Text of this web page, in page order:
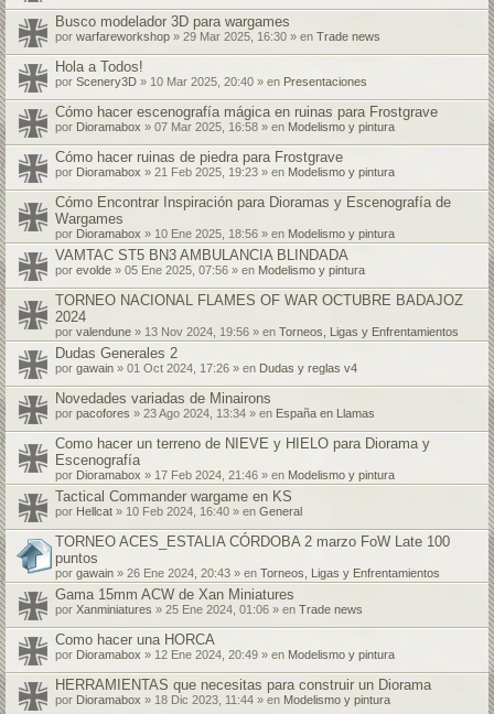
Busco modelador 3D para wargames
por warfareworkshop » 29 Mar 2025, 16:30 » en Trade news
Hola a Todos!
por Scenery3D » 10 Mar 2025, 20:40 » en Presentaciones
Cómo hacer escenografía mágica en ruinas para Frostgrave
por Dioramabox » 07 Mar 2025, 16:58 » en Modelismo y pintura
Cómo hacer ruinas de piedra para Frostgrave
por Dioramabox » 21 Feb 2025, 19:23 » en Modelismo y pintura
Cómo Encontrar Inspiración para Dioramas y Escenografía de
Wargames
por Dioramabox » 10 Ene 2025, 18:56 » en Modelismo y pintura
VAMTAC ST5 BN3 AMBULANCIA BLINDADA
por evolde » 05 Ene 2025, 07:56 » en Modelismo y pintura
TORNEO NACIONAL FLAMES OF WAR OCTUBRE BADAJOZ
2024
por valendune » 13 Nov 2024, 19:56 » en Torneos, Ligas y Enfrentamientos
Dudas Generales 2
por gawain » 01 Oct 2024, 17:26 » en Dudas y reglas v4
Novedades variadas de Minairons
por pacofores » 23 Ago 2024, 13:34 » en España en Llamas
Como hacer un terreno de NIEVE y HIELO para Diorama y
Escenografía
por Dioramabox » 17 Feb 2024, 21:46 » en Modelismo y pintura
Tactical Commander wargame en KS
por Hellcat » 10 Feb 2024, 16:40 » en General
TORNEO ACES_ESTALIA CÓRDOBA 2 marzo FoW Late 100
puntos
por gawain » 26 Ene 2024, 20:43 » en Torneos, Ligas y Enfrentamientos
Gama 15mm ACW de Xan Miniatures
por Xanminiatures » 25 Ene 2024, 01:06 » en Trade news
Como hacer una HORCA
por Dioramabox » 12 Ene 2024, 20:49 » en Modelismo y pintura
HERRAMIENTAS que necesitas para construir un Diorama
por Dioramabox » 18 Dic 2023, 11:44 » en Modelismo y pintura